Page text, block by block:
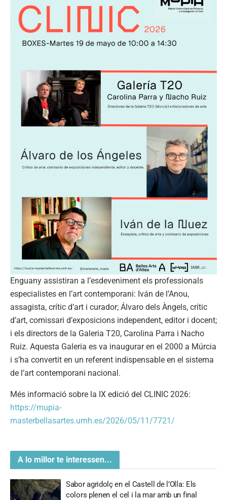
Enguany assistiran a l’esdeveniment els professionals
especialistes en l’art contemporani: Iván de l’Anou,
assagista, crític d’art i curador; Álvaro dels Àngels, crític
d’art, comissari d’exposicions independent, editor i docent;
i els directors de la Galeria T20, Carolina Parra i Nacho
Ruiz. Aquesta Galeria es va inaugurar en el 2000 a Múrcia
i s’ha convertit en un referent indispensable en el sistema
de l’art contemporani nacional.
Més informació sobre la IX edició del CLINIC 2026:
https://mupia-
masterbellasartes.umh.es/2026/05/11/7721/
A lo millor te interessen...
Sabor agridolç en el Castell de l’Olla: Els
colors plenen el cel i la mar amb un final